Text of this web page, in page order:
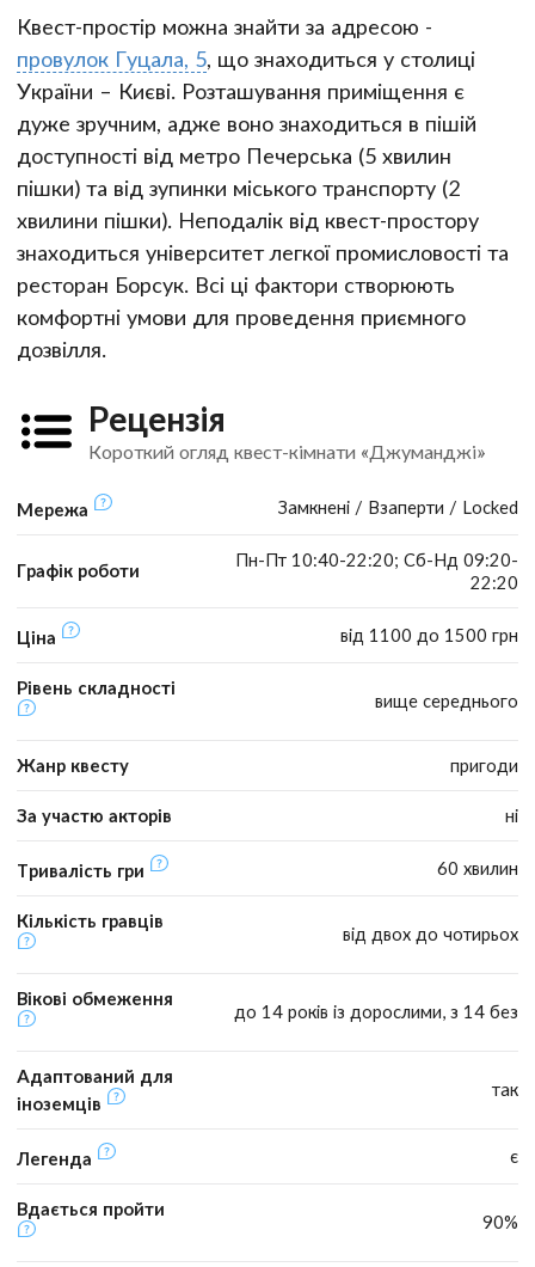
Квест-простір можна знайти за адресою -
провулок Гуцала, 5, що знаходиться у столиці
України – Києві. Розташування приміщення є
дуже зручним, адже воно знаходиться в пішій
доступності від метро Печерська (5 хвилин
пішки) та від зупинки міського транспорту (2
хвилини пішки). Неподалік від квест-простору
знаходиться університет легкої промисловості та
ресторан Борсук. Всі ці фактори створюють
комфортні умови для проведення приємного
дозвілля.
Рецензія
Короткий огляд квест-кімнати «Джуманджі»
Мережа Замкнені / Взаперти / Locked
Графік роботи
Пн-Пт 10:40-22:20; Сб-Нд 09:20-
22:20
Ціна від 1100 до 1500 грн
Рівень складності
вище середнього
Жанр квесту пригоди
За участю акторів ні
Тривалість гри 60 хвилин
Кількість гравців
від двох до чотирьох
Вікові обмеження
до 14 років із дорослими, з 14 без
Адаптований для
іноземців
так
Легенда є
Вдається пройти
90%